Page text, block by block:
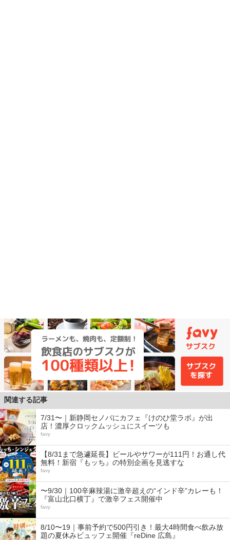
関連する記事
7/31〜｜新静岡セノバにカフェ『けのひ堂ラボ』が出
店！濃厚クロックムッシュにスイーツも
favy
【8/31まで急遽延長】ビールやサワーが111円！お通し代
無料！新宿『もッち』の特別企画を見逃すな
favy
〜9/30｜100辛麻辣湯に激辛超えの“インド辛”カレーも！
『富山北口横丁』で激辛フェス開催中
favy
8/10〜19｜事前予約で500円引き！最大4時間食べ飲み放
題の夏休みビュッフェ開催『reDine 広島』